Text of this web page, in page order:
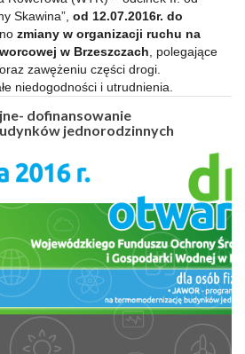
Skawina”, od 12.07.2016r. do
zmiany w organizacji ruchu na
w Brzeszczach , polegające
zawężeniu części drogi.
niedogodności i utrudnienia.
dofinansowanie
jednorodzinnych